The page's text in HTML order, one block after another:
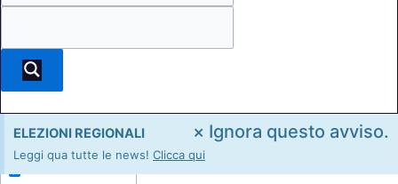
Exact matches only
ELEZIONI REGIONALI
Leggi qua tutte le news! Clicca qui
× Ignora questo avviso.